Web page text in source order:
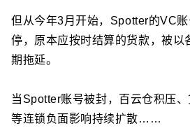
但从今年3月开始，Spotter的VC
停，原本应按时结算的货款，被以
期拖延。
当Spotter账号被封，百云仓积压
等连锁负面影响持续扩散……